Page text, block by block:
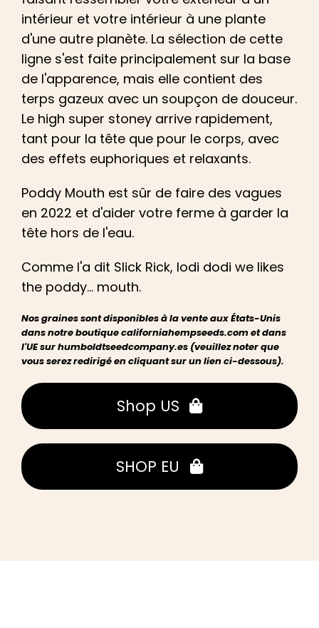
intérieur et votre intérieur à une plante
d'une autre planète. La sélection de cette
ligne s'est faite principalement sur la base
de l'apparence, mais elle contient des
terps gazeux avec un soupçon de douceur.
Le high super stoney arrive rapidement,
tant pour la tête que pour le corps, avec
des effets euphoriques et relaxants.
Poddy Mouth est sûr de faire des vagues
en 2022 et d'aider votre ferme à garder la
tête hors de l'eau.
Comme l'a dit Slick Rick, lodi dodi we likes
the poddy... mouth.
Nos graines sont disponibles à la vente aux États-Unis
dans notre boutique californiahempseeds.com et dans
l'UE sur humboldtseedcompany.es (veuillez noter que
vous serez redirigé en cliquant sur un lien ci-dessous).
Shop US
SHOP EU